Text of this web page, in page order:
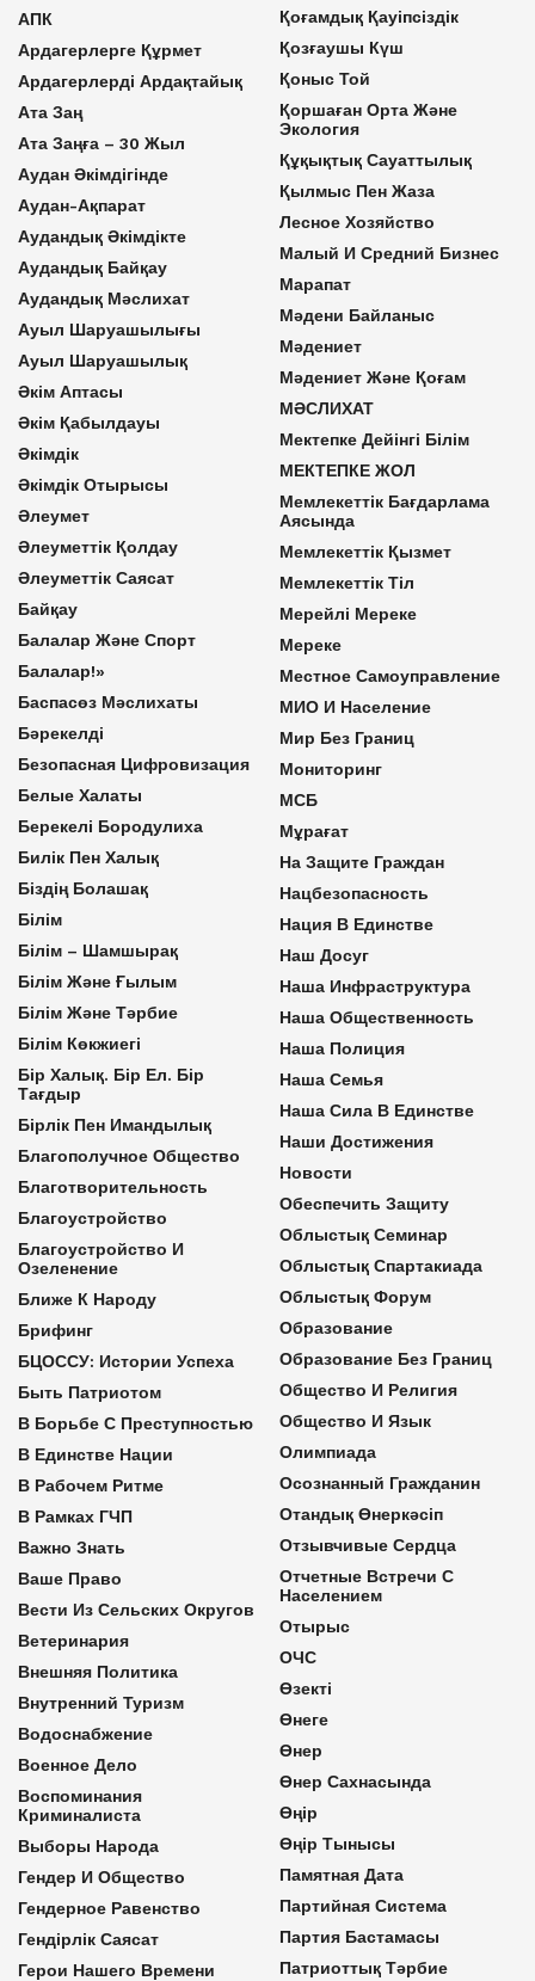
АПК
Ардагерлерге Құрмет
Ардагерлерді Ардақтайық
Ата Заң
Ата Заңға – 30 Жыл
Аудан Әкімдігінде
Аудан-Ақпарат
Аудандық Әкімдікте
Аудандық Байқау
Аудандық Мәслихат
Ауыл Шаруашылығы
Ауыл Шаруашылық
Әкім Аптасы
Әкім Қабылдауы
Әкімдік
Әкімдік Отырысы
Әлеумет
Әлеуметтік Қолдау
Әлеуметтік Саясат
Байқау
Балалар Және Спорт
Балалар!»
Баспасөз Мәслихаты
Бәрекелді
Безопасная Цифровизация
Белые Халаты
Берекелі Бородулиха
Билік Пен Халық
Біздің Болашақ
Білім
Білім – Шамшырақ
Білім Және Ғылым
Білім Және Тәрбие
Білім Көкжиегі
Бір Халық. Бір Ел. Бір
Тағдыр
Бірлік Пен Имандылық
Благополучное Общество
Благотворительность
Благоустройство
Благоустройство И
Озеленение
Ближе К Народу
Брифинг
БЦОССУ: Истории Успеха
Быть Патриотом
В Борьбе С Преступностью
В Единстве Нации
В Рабочем Ритме
В Рамках ГЧП
Важно Знать
Ваше Право
Вести Из Сельских Округов
Ветеринария
Внешняя Политика
Внутренний Туризм
Водоснабжение
Военное Дело
Воспоминания
Криминалиста
Выборы Народа
Гендер И Общество
Гендерное Равенство
Гендірлік Саясат
Герои Нашего Времени
Қоғамдық Қауіпсіздік
Қозғаушы Күш
Қоныс Той
Қоршаған Орта Және
Экология
Құқықтық Сауаттылық
Қылмыс Пен Жаза
Лесное Хозяйство
Малый И Средний Бизнес
Марапат
Мәдени Байланыс
Мәдениет
Мәдениет Және Қоғам
МӘСЛИХАТ
Мектепке Дейінгі Білім
МЕКТЕПКЕ ЖОЛ
Мемлекеттік Бағдарлама
Аясында
Мемлекеттік Қызмет
Мемлекеттік Тіл
Мерейлі Мереке
Мереке
Местное Самоуправление
МИО И Население
Мир Без Границ
Мониторинг
МСБ
Мұрағат
На Защите Граждан
Нацбезопасность
Нация В Единстве
Наш Досуг
Наша Инфраструктура
Наша Общественность
Наша Полиция
Наша Семья
Наша Сила В Единстве
Наши Достижения
Новости
Обеспечить Защиту
Облыстық Семинар
Облыстық Спартакиада
Облыстық Форум
Образование
Образование Без Границ
Общество И Религия
Общество И Язык
Олимпиада
Осознанный Гражданин
Отандық Өнеркәсіп
Отзывчивые Сердца
Отчетные Встречи С
Населением
Отырыс
ОЧС
Өзекті
Өнеге
Өнер
Өнер Сахнасында
Өңір
Өңір Тынысы
Памятная Дата
Партийная Система
Партия Бастамасы
Патриоттық Тәрбие